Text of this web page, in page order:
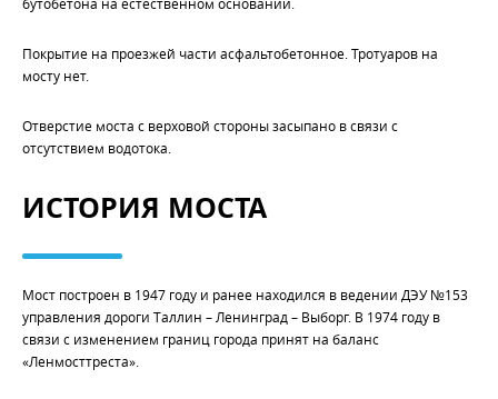
Покрытие на проезжей части асфальтобетонное. Тротуаров на
мосту нет.
Отверстие моста с верховой стороны засыпано в связи с
отсутствием водотока.
ИСТОРИЯ МОСТА
Мост построен в 1947 году и ранее находился в ведении ДЭУ №153
управления дороги Таллин – Ленинград – Выборг. В 1974 году в
связи с изменением границ города принят на баланс
«Ленмосттреста».